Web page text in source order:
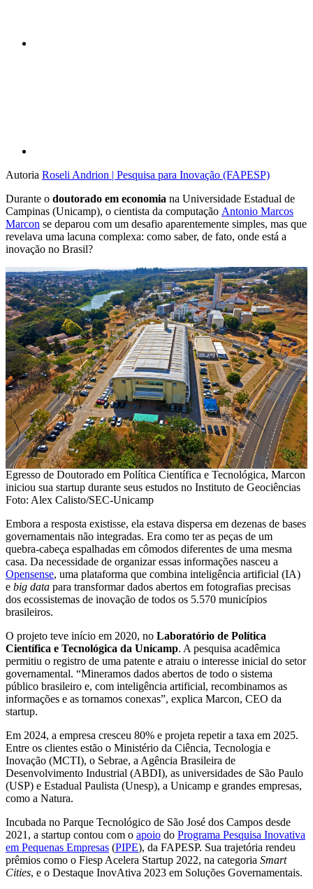
Autoria Roseli Andrion | Pesquisa para Inovação (FAPESP)
Durante o doutorado em economia na Universidade Estadual de
Campinas (Unicamp), o cientista da computação Antonio Marcos
Marcon se deparou com um desafio aparentemente simples, mas que
revelava uma lacuna complexa: como saber, de fato, onde está a
inovação no Brasil?
Egresso de Doutorado em Política Científica e Tecnológica, Marcon
iniciou sua startup durante seus estudos no Instituto de Geociências
Foto: Alex Calisto/SEC-Unicamp
Embora a resposta existisse, ela estava dispersa em dezenas de bases
governamentais não integradas. Era como ter as peças de um
quebra-cabeça espalhadas em cômodos diferentes de uma mesma
casa. Da necessidade de organizar essas informações nasceu a
Opensense, uma plataforma que combina inteligência artificial (IA)
e big data para transformar dados abertos em fotografias precisas
dos ecossistemas de inovação de todos os 5.570 municípios
brasileiros.
O projeto teve início em 2020, no Laboratório de Política
Científica e Tecnológica da Unicamp. A pesquisa acadêmica
permitiu o registro de uma patente e atraiu o interesse inicial do setor
governamental. “Mineramos dados abertos de todo o sistema
público brasileiro e, com inteligência artificial, recombinamos as
informações e as tornamos conexas”, explica Marcon, CEO da
startup.
Em 2024, a empresa cresceu 80% e projeta repetir a taxa em 2025.
Entre os clientes estão o Ministério da Ciência, Tecnologia e
Inovação (MCTI), o Sebrae, a Agência Brasileira de
Desenvolvimento Industrial (ABDI), as universidades de São Paulo
(USP) e Estadual Paulista (Unesp), a Unicamp e grandes empresas,
como a Natura.
Incubada no Parque Tecnológico de São José dos Campos desde
2021, a startup contou com o apoio do Programa Pesquisa Inovativa
em Pequenas Empresas (PIPE), da FAPESP. Sua trajetória rendeu
prêmios como o Fiesp Acelera Startup 2022, na categoria Smart
Cities, e o Destaque InovAtiva 2023 em Soluções Governamentais.